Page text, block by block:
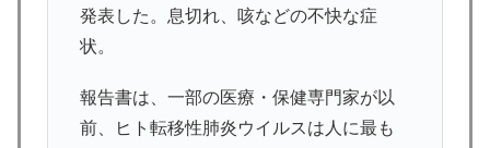
発表した。息切れ、咳などの不快な症
状。
報告書は、一部の医療・保健専門家が以
前、ヒト転移性肺炎ウイルスは人に最も